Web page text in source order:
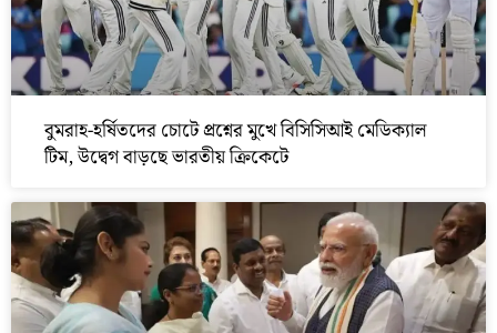
বুমরাহ-হর্ষিতদের চোটে প্রশ্নের মুখে বিসিসিআই মেডিক্যাল
টিম, উদ্বেগ বাড়ছে ভারতীয় ক্রিকেটে